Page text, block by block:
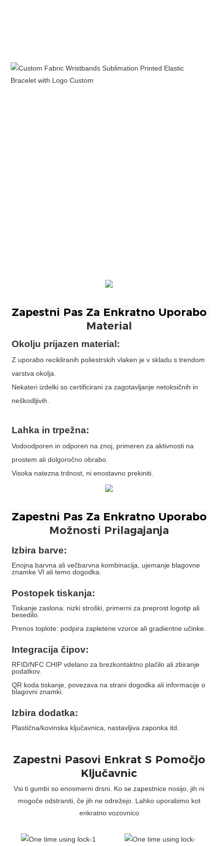
Material
Okolju prijazen material:
Z uporabo recikliranih poliestrskih vlaken je v skladu s trendom
varstva okolja.
Nekateri izdelki so certificirani za zagotavljanje netoksičnih in
neškodljivih.
Lahka in trpežna:
Vodoodporen in odporen na znoj, primeren za aktivnosti na
prostem ali dolgoročno obrabo.
Visoka natezna trdnost, ni enostavno prekiniti.
Možnosti Prilagajanja
Izbira barve:
Enojna barvna ali večbarvna kombinacija, ujemanje blagovne
znamke VI ali temo dogodka.
Postopek tiskanja:
Tiskanje zaslona: nizki stroški, primerni za preprost logotip ali
besedilo.
Prenos toplote: podpira zapletene vzorce ali gradientne učinke.
Integracija čipov:
RFID/NFC CHIP vdelano za brezkontaktno plačilo ali zbiranje
podatkov.
QR koda tiskanje, povezava na strani dogodka ali informacije o
blagovni znamki.
Izbira dodatka:
Plastična/kovinska ključavnica, nastavljiva zaponka itd.
Zapestni Pasovi Enkrat S Pomočjo
Ključavnic
Vsi ti gumbi so enosmerni drsni. Ko se zapestnice nosijo, jih ni
mogoče odstraniti, če jih ne odrežejo. Lahko uporabimo kot
enkratno vozovnico